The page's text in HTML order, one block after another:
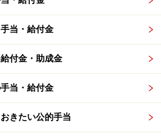
も傷病手当金をもらうこ
す。
当・給付金
付金・助成金
当・給付金
きたい公的手当